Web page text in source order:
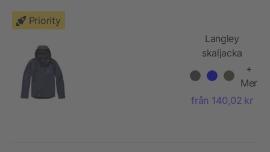
Priority
Langley
skaljacka
+
Mer
från 140,02 kr